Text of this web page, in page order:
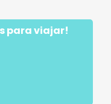
para viajar!